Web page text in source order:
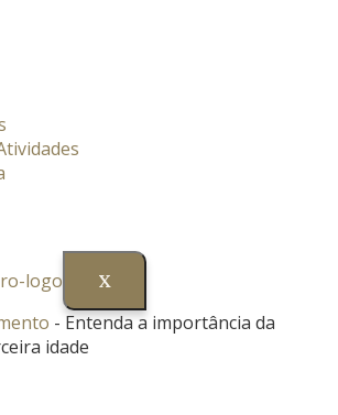
X
- Entenda a importância da
idade